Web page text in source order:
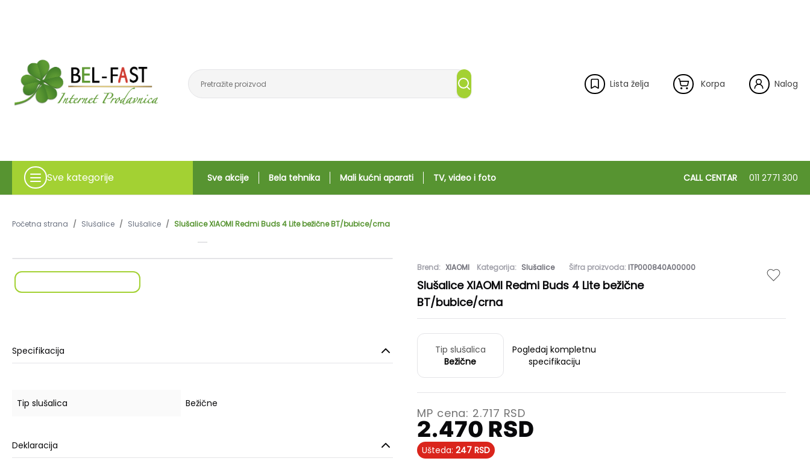
Lista želja Korpa Nalog
Sve kategorije Sve akcije Bela tehnika Mali kućni aparati TV, video i foto CALL CENTAR 011 2771 300
Početna strana / Slušalice / Slušalice / Slušalice XIAOMI Redmi Buds 4 Lite bežične BT/bubice/crna
Specifikacija
Tip slušalica Bežične
Deklaracija
Brend: XIAOMI Kategorija: Slušalice Šifra proizvoda: ITP000840A00000
Slušalice XIAOMI Redmi Buds 4 Lite bežične
BT/bubice/crna
Tip slušalica
Bežične
Pogledaj kompletnu
specifikaciju
MP cena: 2.717 RSD
2.470 RSD
Ušteda: 247 RSD